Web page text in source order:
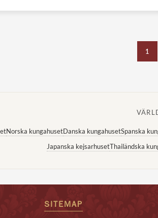
1
Norska kungahusetDanska kungahusetSpanska
Japanska kejsarhusetThailändska
SITEMAP